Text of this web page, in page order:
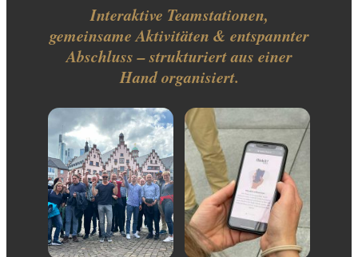
Interaktive Teamstationen,
gemeinsame Aktivitäten & entspannter
Abschluss – strukturiert aus einer
Hand organisiert.